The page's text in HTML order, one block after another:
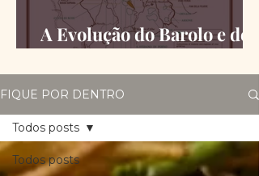
A Evolução do Barolo e do
FIQUE POR DENTRO
Todos posts
Todos posts